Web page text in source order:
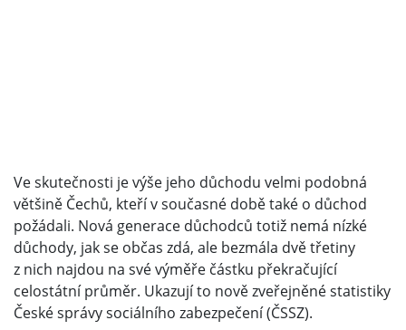
Ve skutečnosti je výše jeho důchodu velmi podobná
většině Čechů, kteří v současné době také o důchod
požádali. Nová generace důchodců totiž nemá nízké
důchody, jak se občas zdá, ale bezmála dvě třetiny
z nich najdou na své výměře částku překračující
celostátní průměr. Ukazují to nově zveřejněné statistiky
České správy sociálního zabezpečení (ČSSZ).